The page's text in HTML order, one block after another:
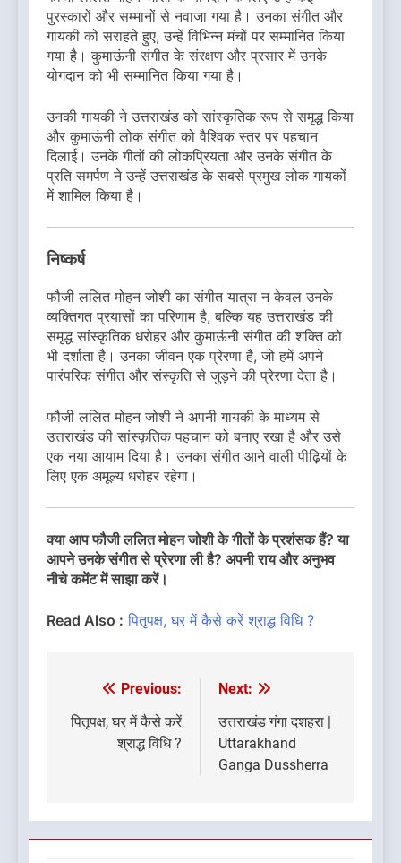
पुरस्कारों और सम्मानों से नवाजा गया है। उनका संगीत और
गायकी को सराहते हुए, उन्हें विभिन्न मंचों पर सम्मानित किया
गया है। कुमाऊंनी संगीत के संरक्षण और प्रसार में उनके
योगदान को भी सम्मानित किया गया है।
उनकी गायकी ने उत्तराखंड को सांस्कृतिक रूप से समृद्ध किया
और कुमाऊंनी लोक संगीत को वैश्विक स्तर पर पहचान
दिलाई। उनके गीतों की लोकप्रियता और उनके संगीत के
प्रति समर्पण ने उन्हें उत्तराखंड के सबसे प्रमुख लोक गायकों
में शामिल किया है।
निष्कर्ष
फौजी ललित मोहन जोशी का संगीत यात्रा न केवल उनके
व्यक्तिगत प्रयासों का परिणाम है, बल्कि यह उत्तराखंड की
समृद्ध सांस्कृतिक धरोहर और कुमाऊंनी संगीत की शक्ति को
भी दर्शाता है। उनका जीवन एक प्रेरणा है, जो हमें अपने
पारंपरिक संगीत और संस्कृति से जुड़ने की प्रेरणा देता है।
फौजी ललित मोहन जोशी ने अपनी गायकी के माध्यम से
उत्तराखंड की सांस्कृतिक पहचान को बनाए रखा है और उसे
एक नया आयाम दिया है। उनका संगीत आने वाली पीढ़ियों के
लिए एक अमूल्य धरोहर रहेगा।
क्या आप फौजी ललित मोहन जोशी के गीतों के प्रशंसक हैं? या
आपने उनके संगीत से प्रेरणा ली है? अपनी राय और अनुभव
नीचे कमेंट में साझा करें।
Read Also : पितृपक्ष, घर में कैसे करें श्राद्ध विधि ?
Post
navigation
Previous:
पितृपक्ष, घर में कैसे करें
श्राद्ध विधि ?
Next:
उत्तराखंड गंगा दशहरा |
Uttarakhand
Ganga Dussherra